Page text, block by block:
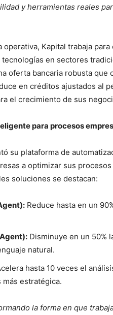
y herramientas reales
Kapital trabaja
en sectores
oferta bancaria robusta que
en créditos ajustados al
el crecimiento de sus
para procesos
su plataforma de
a optimizar sus
soluciones se destacan:
Reduce hasta en un
Disminuye en un 50%
natural.
hasta 10 veces el
más estratégica.
la forma en que